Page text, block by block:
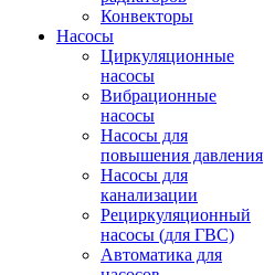
Конвекторы
Насосы
Циркуляционные
насосы
Вибрационные
насосы
Насосы для
повышения давления
Насосы для
канализации
Рециркуляционный
насосы (для ГВС)
Автоматика для